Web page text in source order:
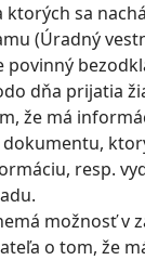
ktorých sa
(Úradný
povinný
dňa prijatia
že má
resp.
možnosť v
o tom, že